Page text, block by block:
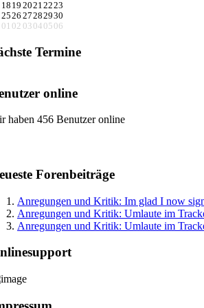
18 19 20212223
2526 27282930
01 02 03 04 05 06
Termine
online
haben 456 Benutzer online
Forenbeiträge
Anregungen und Kritik: Im glad I now
Anregungen und Kritik: Umlaute im
Anregungen und Kritik: Umlaute im